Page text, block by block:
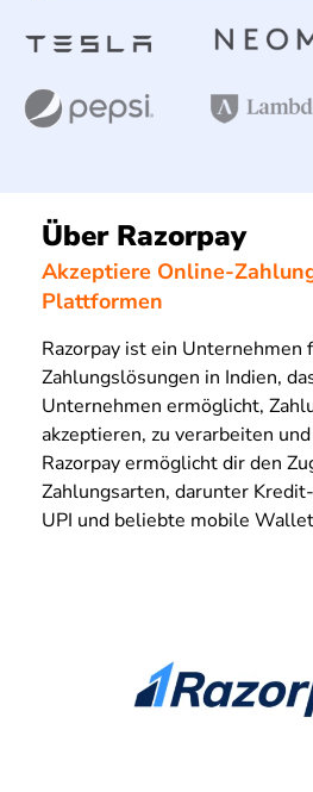
Über Razorpay
Akzeptiere Online-
Plattformen
Razorpay ist ein Unternehmen
Zahlungslösungen in Indien,
Unternehmen ermöglicht,
akzeptieren, zu verarbeiten
Razorpay ermöglicht dir den
Zahlungsarten, darunter
UPI und beliebte mobile